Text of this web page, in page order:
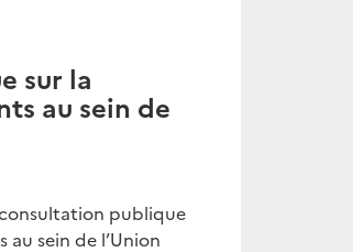
sur la
au sein de
consultation publique
sein de l’Union